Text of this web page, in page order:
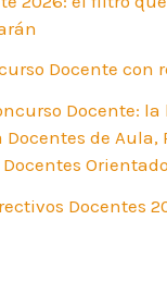
Docente con
Docente:
de Aula,
Docentes